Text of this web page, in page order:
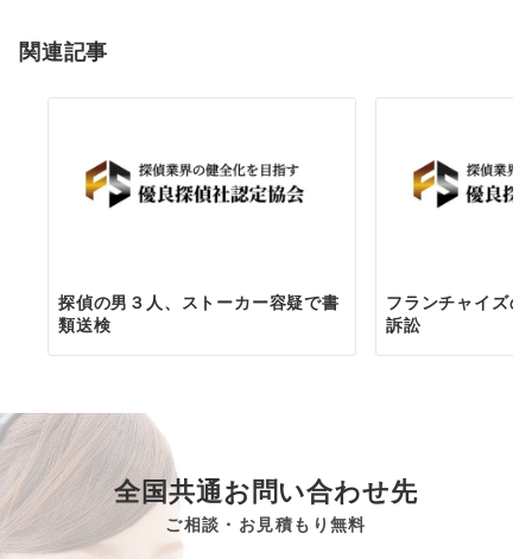
ン
関連記事
探偵の男３人、ストーカー容疑で書
類送検
フランチャイズ
訴訟
全国共通お問い合わせ先
ご相談・お見積もり無料